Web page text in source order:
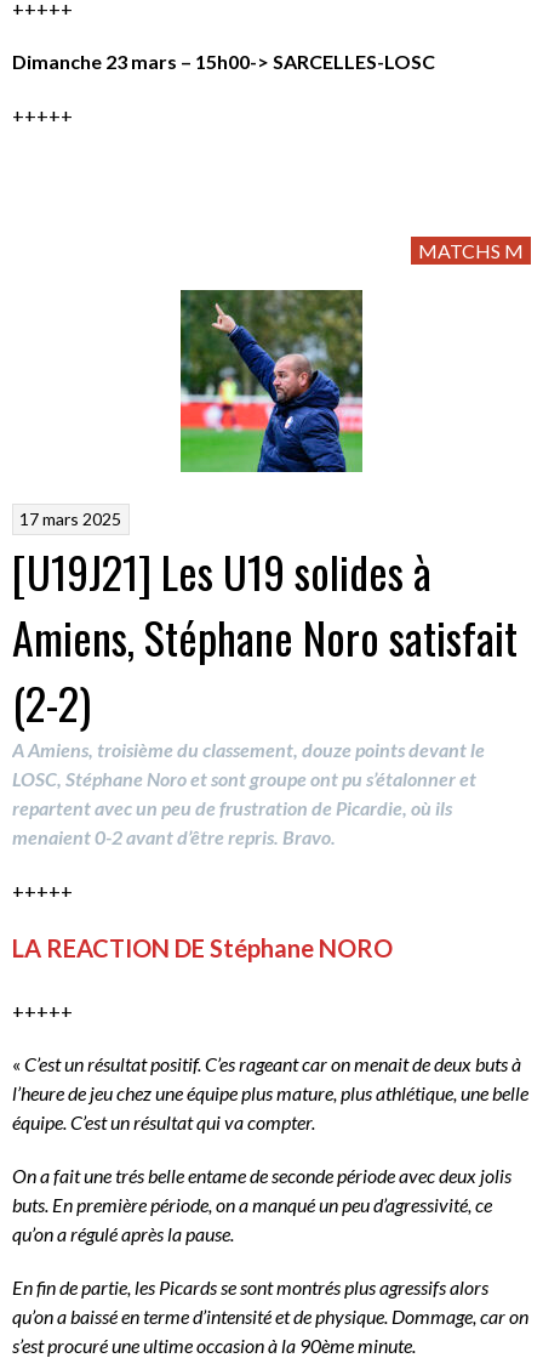
+++++
Dimanche 23 mars – 15h00-> SARCELLES-LOSC
+++++
MATCHS M
17 mars 2025
[U19J21] Les U19 solides à
Amiens, Stéphane Noro satisfait
(2-2)
A Amiens, troisième du classement, douze points devant le
LOSC, Stéphane Noro et sont groupe ont pu s’étalonner et
repartent avec un peu de frustration de Picardie, où ils
menaient 0-2 avant d’être repris. Bravo.
+++++
LA REACTION DE Stéphane NORO
+++++
« C’est un résultat positif. C’es rageant car on menait de deux buts à
l’heure de jeu chez une équipe plus mature, plus athlétique, une belle
équipe. C’est un résultat qui va compter.
On a fait une trés belle entame de seconde période avec deux jolis
buts. En première période, on a manqué un peu d’agressivité, ce
qu’on a régulé après la pause.
En fin de partie, les Picards se sont montrés plus agressifs alors
qu’on a baissé en terme d’intensité et de physique. Dommage, car on
s’est procuré une ultime occasion à la 90ème minute.